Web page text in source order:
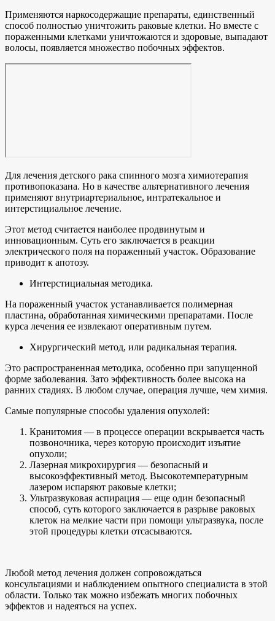
Применяются наркосодержащие препараты, единственный
способ полностью уничтожить раковые клетки. Но вместе с
пораженными клетками уничтожаются и здоровые, выпадают
волосы, появляется множество побочных эффектов.
Для лечения детского рака спинного мозга химиотерапия
противопоказана. Но в качестве альтернативного лечения
применяют внутриартериальное, интратекальное и
интерстициальное лечение.
Этот метод считается наиболее продвинутым и
инновационным. Суть его заключается в реакции
электрического поля на пораженный участок. Образование
приводит к апотозу.
Интерстициальная методика.
На пораженный участок устанавливается полимерная
пластина, обработанная химическими препаратами. После
курса лечения ее извлекают оперативным путем.
Хирургический метод, или радикальная терапия.
Это распространенная методика, особенно при запущенной
форме заболевания. Зато эффективность более высока на
ранних стадиях. В любом случае, операция лучше, чем химия.
Самые популярные способы удаления опухолей:
Кранитомия — в процессе операции вскрывается часть
позвоночника, через которую происходит изъятие
опухоли;
Лазерная микрохирургия — безопасный и
высокоэффективный метод. Высокотемпературным
лазером испаряют раковые клетки;
Ультразвуковая аспирация — еще один безопасный
способ, суть которого заключается в разрыве раковых
клеток на мелкие части при помощи ультразвука, после
этой процедуры клетки отсасываются.
Любой метод лечения должен сопровождаться
консультациями и наблюдением опытного специалиста в этой
области. Только так можно избежать многих побочных
эффектов и надеяться на успех.